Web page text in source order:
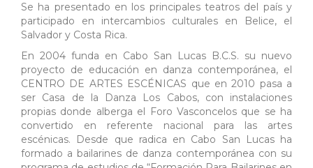
Se ha presentado en los principales teatros del país y
participado en intercambios culturales en Belice, el
Salvador y Costa Rica.
En 2004 funda en Cabo San Lucas B.C.S. su nuevo
proyecto de educación en danza contemporánea, el
CENTRO DE ARTES ESCÉNICAS que en 2010 pasa a
ser Casa de la Danza Los Cabos, con instalaciones
propias donde alberga el Foro Vasconcelos que se ha
convertido en referente nacional para las artes
escénicas. Desde que radica en Cabo San Lucas ha
formado a bailarines de danza contemporánea con su